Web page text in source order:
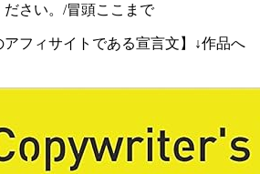
さい。/冒頭ここまで
アフィサイトである宣言文】↓作品へ